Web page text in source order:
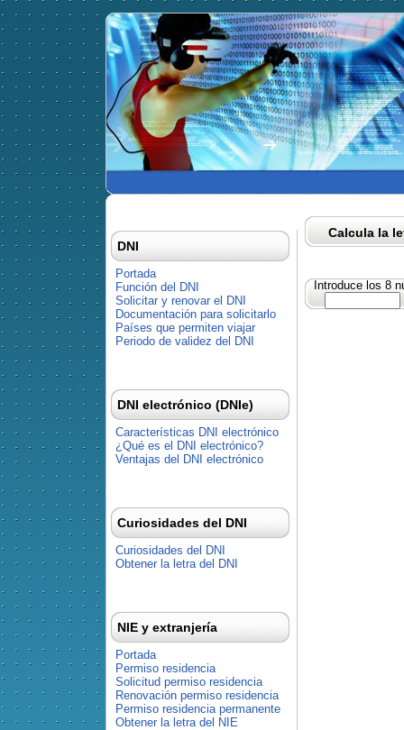
Calcula la
Introduce los 8
DNI
Portada
Función del DNI
Solicitar y renovar el DNI
Documentación para solicitarlo
Países que permiten viajar
Periodo de validez del DNI
DNI electrónico (DNIe)
Características DNI electrónico
¿Qué es el DNI electrónico?
Ventajas del DNI electrónico
Curiosidades del DNI
Curiosidades del DNI
Obtener la letra del DNI
NIE y extranjería
Portada
Permiso residencia
Solicitud permiso residencia
Renovación permiso residencia
Permiso residencia permanente
Obtener la letra del NIE